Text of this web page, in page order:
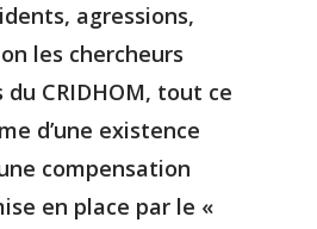
agressions,
les chercheurs
CRIDHOM, tout ce
d’une existence
compensation
en place par le «